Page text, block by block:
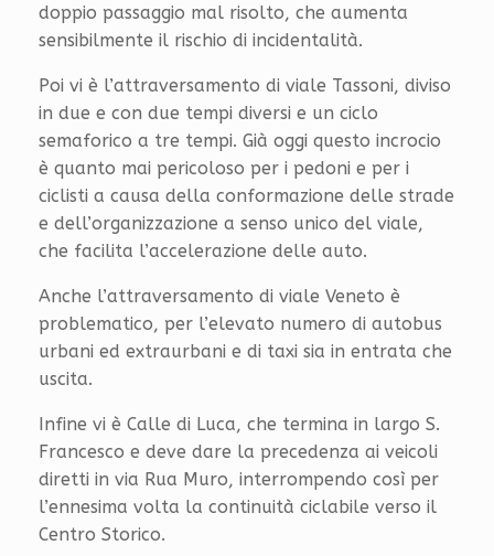
doppio passaggio mal risolto, che aumenta
sensibilmente il rischio di incidentalità.
Poi vi è l’attraversamento di viale Tassoni, diviso
in due e con due tempi diversi e un ciclo
semaforico a tre tempi. Già oggi questo incrocio
è quanto mai pericoloso per i pedoni e per i
ciclisti a causa della conformazione delle strade
e dell’organizzazione a senso unico del viale,
che facilita l’accelerazione delle auto.
Anche l’attraversamento di viale Veneto è
problematico, per l’elevato numero di autobus
urbani ed extraurbani e di taxi sia in entrata che
uscita.
Infine vi è Calle di Luca, che termina in largo S.
Francesco e deve dare la precedenza ai veicoli
diretti in via Rua Muro, interrompendo così per
l’ennesima volta la continuità ciclabile verso il
Centro Storico.